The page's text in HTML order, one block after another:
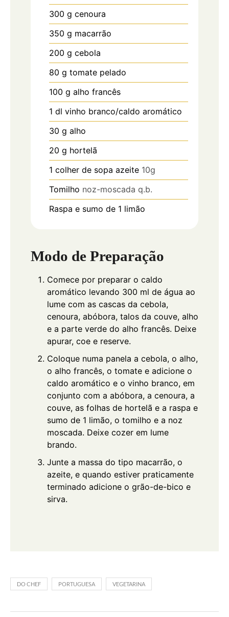
300 g cenoura
350 g macarrão
200 g cebola
80 g tomate pelado
100 g alho francês
1 dl vinho branco/caldo aromático
30 g alho
20 g hortelã
1 colher de sopa azeite 10g
Tomilho noz-moscada q.b.
Raspa e sumo de 1 limão
Modo de Preparação
Comece por preparar o caldo
aromático levando 300 ml de água ao
lume com as cascas da cebola,
cenoura, abóbora, talos da couve, alho
e a parte verde do alho francês. Deixe
apurar, coe e reserve.
Coloque numa panela a cebola, o alho,
o alho francês, o tomate e adicione o
caldo aromático e o vinho branco, em
conjunto com a abóbora, a cenoura, a
couve, as folhas de hortelã e a raspa e
sumo de 1 limão, o tomilho e a noz
moscada. Deixe cozer em lume
brando.
Junte a massa do tipo macarrão, o
azeite, e quando estiver praticamente
terminado adicione o grão-de-bico e
sirva.
DO CHEF PORTUGUESA VEGETARINA